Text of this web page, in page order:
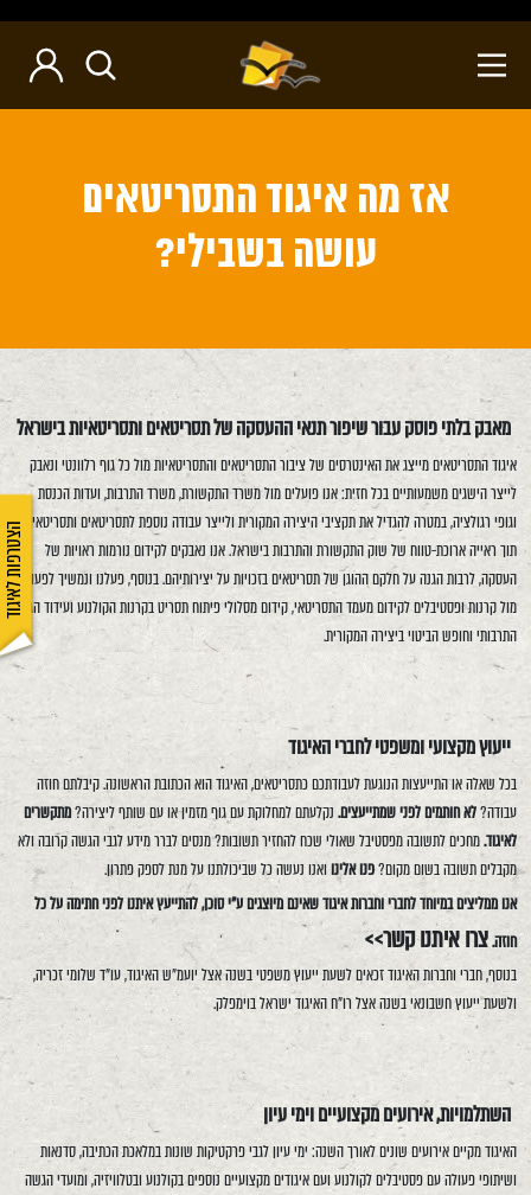
הצטרפות לאיגוד
אז מה איגוד התסריטאים
עושה בשבילי?
מאבק בלתי פוסק עבור שיפור תנאי ההעסקה של תסריטאים ותסריטאיות בישראל
איגוד התסריטאים מייצג את האינטרסים של ציבור התסריטאים והתסריטאיות מול כל גוף רלוונטי ונאבק
לייצר הישגים משמעותיים בכל חזית: אנו פועלים מול משרד התקשורת, משרד התרבות, ועדות הכנסת
וגופי רגולציה, במטרה להגדיל את תקציבי היצירה המקורית ולייצר עבודה נוספת לתסריטאים ותסריטאיות,
תוך ראייה ארוכת-טווח של שוק התקשורת והתרבות בישראל. אנו נאבקים לקידום נורמות ראויות של
העסקה, לרבות הגנה על חלקם ההוגן של תסריטאים בזכויות על יצירותיהם. בנוסף, פעלנו ונמשיך לפעול
מול קרנות ופסטיבלים לקידום מעמד התסריטאי, קידום מסלולי פיתוח תסריט בקרנות הקולנוע ועידוד הגיוון
התרבותי וחופש הביטוי ביצירה המקורית.
ייעוץ מקצועי ומשפטי לחברי האיגוד
בכל שאלה או התייעצות הנוגעת לעבודתכם כתסריטאים, האיגוד הוא הכתובת הראשונה. קיבלתם חוזה
עבודה?לא חותמים לפני שמתייעצים. נקלעתם למחלוקת עם גוף מזמין או עם שותף ליצירה?מתקשרים
לאיגוד.מחכים לתשובה מפסטיבל שאולי שכח להחזיר תשובות? מנסים לברר מידע לגבי הגשה קרובה ולא
מקבלים תשובה בשום מקום?פנו אלינוואנו נעשה כל שביכולתנו על מנת לספק פתרון.
אנו ממליצים במיוחד לחברי וחברות איגוד שאינם מיוצגים ע"י סוכן, להתייעץ איתנו לפני חתימה על כל
חוזה.צרו איתנו קשר>>
בנוסף, חברי וחברות האיגוד זכאים לשעת ייעוץ משפטי בשנה אצל יועמ"ש האיגוד, עו"ד שלומי זכריה,
ולשעת ייעוץ חשבונאי בשנה אצל רו"ח האיגוד ישראל בוימפלק.
השתלמויות, אירועים מקצועיים וימי עיון
האיגוד מקיים אירועים שונים לאורך השנה: ימי עיון לגבי פרקטיקות שונות במלאכת הכתיבה, סדנאות
ושיתופי פעולה עם פסטיבלים לקולנוע ועם איגודים מקצועיים נוספים בקולנוע ובטלוויזיה, ומועדי הגשה